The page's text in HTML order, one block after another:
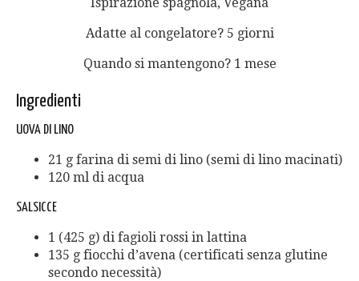
Adatte al congelatore? 5 giorni
Quando si mantengono? 1 mese
Ingredienti
UOVA DI LINO
21 g farina di semi di lino (semi di lino macinati)
120 ml di acqua
SALSICCE
1 (425 g) di fagioli rossi in lattina
135 g fiocchi d’avena (certificati senza glutine
secondo necessità)